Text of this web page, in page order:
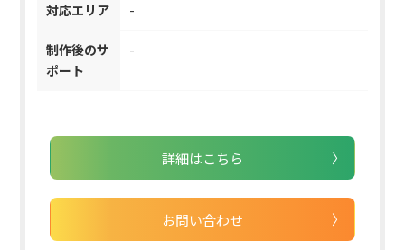
対応エリア -
制作後のサ
ポート
-
詳細はこちら
お問い合わせ